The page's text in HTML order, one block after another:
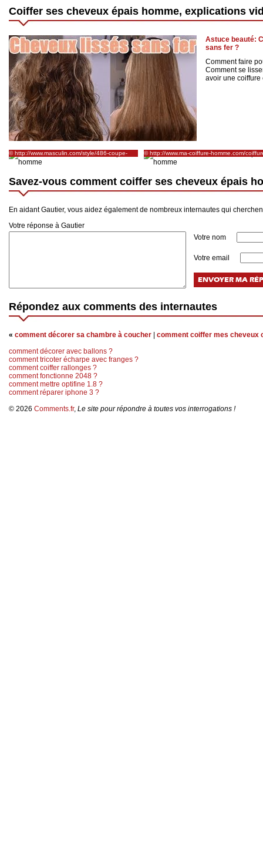
Coiffer ses cheveux épais homme, explications
Astuce beauté:
sans fer ?
Comment faire
Comment se
avoir une coiffure
© http://www.masculin.com/style/486-coupe-
selon-type-cheveux/
© http://www.ma-coiffure-homme.com/
homme-cheveux-epais-epis.html
Savez-vous comment coiffer ses cheveux épais
En aidant Gautier, vous aidez également de nombreux internautes qui
Votre réponse à Gautier
Votre nom
Votre email
Répondez aux comments des internautes
« comment décorer sa chambre à coucher
comment coiffer mes cheveux
comment décorer avec ballons ?
comment tricoter écharpe avec franges ?
comment coiffer rallonges ?
comment fonctionne 2048 ?
comment mettre optifine 1.8 ?
comment réparer iphone 3 ?
© 2026 Comments.fr, Le site pour répondre à toutes vos interrogations !